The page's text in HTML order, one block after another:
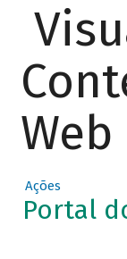
Web
Ações
Portal